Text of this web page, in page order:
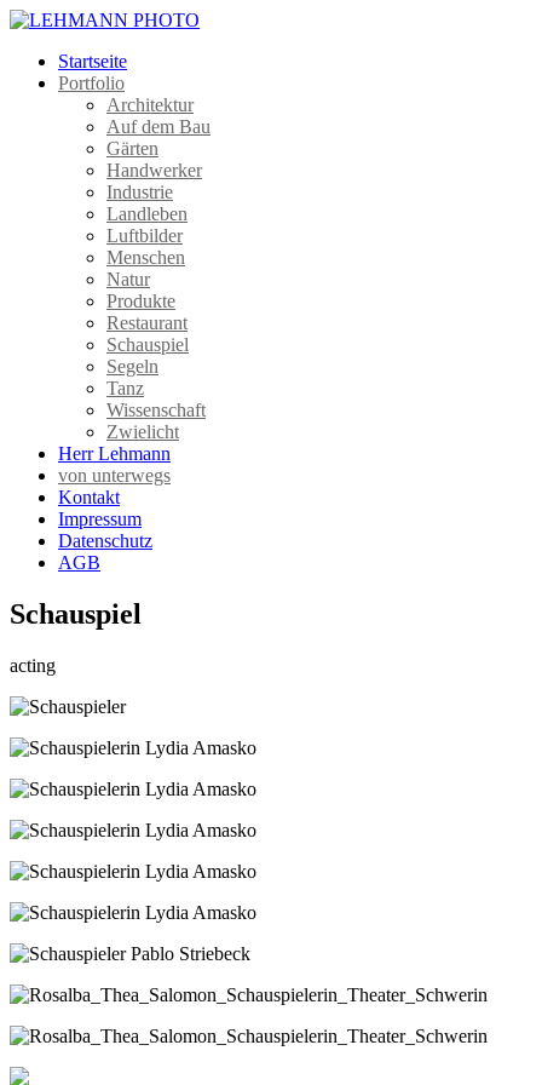
Startseite
Portfolio
Architektur
Auf dem Bau
Gärten
Handwerker
Industrie
Landleben
Luftbilder
Menschen
Natur
Produkte
Restaurant
Schauspiel
Segeln
Tanz
Wissenschaft
Zwielicht
Herr Lehmann
von unterwegs
Kontakt
Impressum
Datenschutz
AGB
Schauspiel
acting